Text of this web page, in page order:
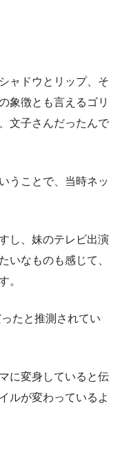
ャドウとリップ、そ
象徴とも言えるゴリ
文子さんだったんで
うことで、当時ネッ
し、妹のテレビ出演
いなものも感じて、
。
ったと推測されてい
に変身していると伝
ルが変わっているよ